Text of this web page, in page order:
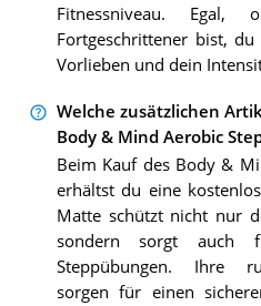
Fitnessniveau.
Fortgeschrittener bist,
Vorlieben und dein
Welche zusätzlichen
Body & Mind Aerobic
Beim Kauf des Body &
erhältst du eine
Matte schützt nicht nur
sondern sorgt auch
Steppübungen. Ihre
sorgen für einen